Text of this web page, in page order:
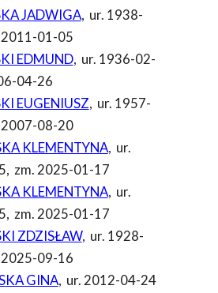
JADWIGA, ur. 1938-
2011-01-05
EDMUND, ur. 1936-02-
04-26
EUGENIUSZ, ur. 1957-
2007-08-20
KLEMENTYNA, ur.
, zm. 2025-01-17
KLEMENTYNA, ur.
, zm. 2025-01-17
ZDZISŁAW, ur. 1928-
2025-09-16
GINA, ur. 2012-04-24